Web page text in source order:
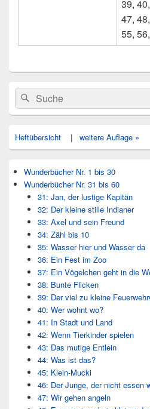
39,
47,
55,
Primärer
Seitenleisten
Widget-
Bereich
Search
for:
Suche
Heftübersicht | weitere Auflage »
Wunderbücher Nr. 1 bis 30
Wunderbücher Nr. 31 bis 60
31: Jan, der lustige Kapitän
32: Der kleine stille Indianer
33: Axel und sein Freund
34: Zähl bis 10
35: Wasser hier und Wasser da
36: Ein Fest im Zoo
37: Ein Vögelchen geht in die
38: Bunte Flicken
39: Der viel zu kleine
40: Wer wohnt wo?
41: In Stadt und Land
42: Wenn Tierkinder spielen
43: Das mutige Entlein
44: Was ist das?
45: Klein-Mucki
46: Der Junge, der nicht essen
47: Wir gehen angeln